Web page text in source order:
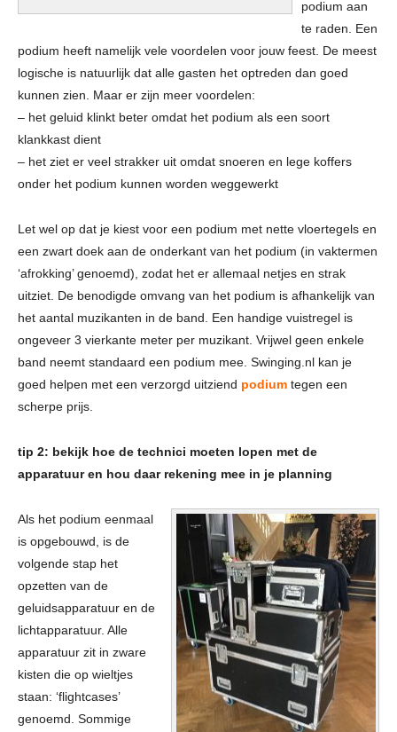
podium aan
te raden. Een
podium heeft namelijk vele voordelen voor jouw feest. De meest
logische is natuurlijk dat alle gasten het optreden dan goed
kunnen zien. Maar er zijn meer voordelen:
– het geluid klinkt beter omdat het podium als een soort
klankkast dient
– het ziet er veel strakker uit omdat snoeren en lege koffers
onder het podium kunnen worden weggewerkt
Let wel op dat je kiest voor een podium met nette vloertegels en
een zwart doek aan de onderkant van het podium (in vaktermen
‘afrokking’ genoemd), zodat het er allemaal netjes en strak
uitziet. De benodigde omvang van het podium is afhankelijk van
het aantal muzikanten in de band. Een handige vuistregel is
ongeveer 3 vierkante meter per muzikant. Vrijwel geen enkele
band neemt standaard een podium mee. Swinging.nl kan je
goed helpen met een verzorgd uitziend podium tegen een
scherpe prijs.
tip 2: bekijk hoe de technici moeten lopen met de
apparatuur en hou daar rekening mee in je planning
Als het podium eenmaal
is opgebouwd, is de
volgende stap het
opzetten van de
geluidsapparatuur en de
lichtapparatuur. Alle
apparatuur zit in zware
kisten die op wieltjes
staan: ‘flightcases’
genoemd. Sommige